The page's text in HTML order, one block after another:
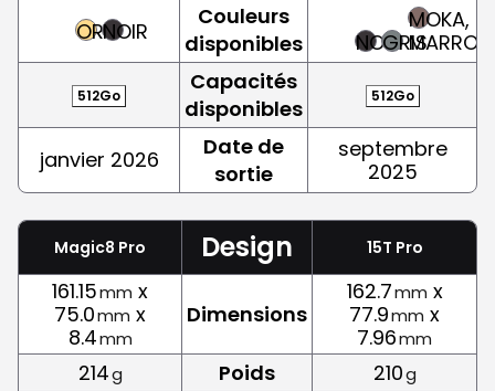
ORNOIR
Couleurs
disponibles
NOIRGRIS
MOKA,
MARRON
512Go
Capacités
disponibles
512Go
janvier 2026
Date de
sortie
septembre
2025
Magic8 Pro Design 15T Pro
161.15mm x
75.0mm x
8.4mm
Dimensions
162.7mm x
77.9mm x
7.96mm
214g Poids 210g